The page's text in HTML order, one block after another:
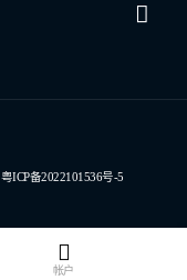
粤ICP备2022101536号-5
帐户